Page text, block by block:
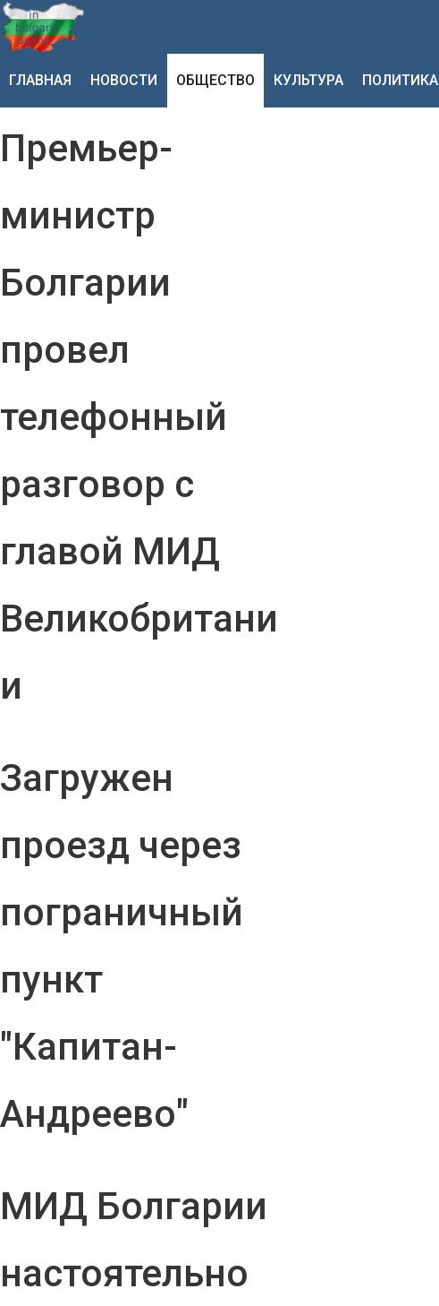
ГЛАВНАЯ НОВОСТИ ОБЩЕСТВО КУЛЬТУРА ПОЛИТИКА
Премьер-
министр
Болгарии
провел
телефонный
разговор с
главой МИД
Великобритани
и
Загружен
проезд через
пограничный
пункт
"Капитан-
Андреево"
МИД Болгарии
настоятельно